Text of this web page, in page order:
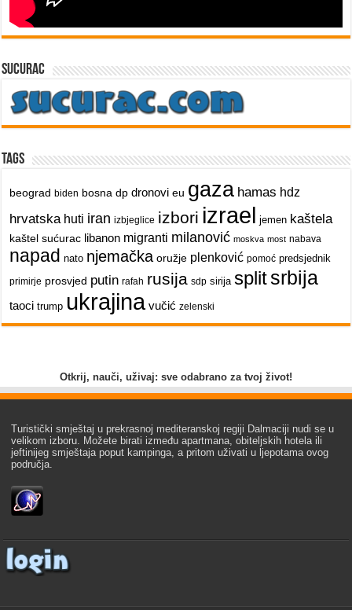
sucurac
Tags
beograd biden bosna dp dronovi eu gaza hamas hdz
hrvatska huti iran izbjeglice izbori izrael jemen kaštela
kaštel sućurac libanon migranti milanović moskva most nabava
napad nato njemačka oružje plenković pomoć predsjednik
primirje prosvjed putin rafah rusija sdp sirija splitsrbija
taoci trump ukrajina vučić zelenski
Otkrij, nauči, uživaj: sve odabrano za tvoj život!
Turistički smještaj u prekrasnoj mediteranskoj regiji Dalmaciji nudi se u
velikom izboru. Možete birati između apartmana, obiteljskih hotela ili
jeftinijeg smještaja poput kampinga, a pritom uživati u ljepotama ovog
područja.